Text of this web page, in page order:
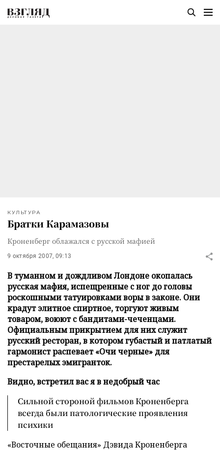
КУЛЬТУРА
Братки Карамазовы
Кроненберг облажался с русской мафией
9 октября 2007, 09:13
В туманном и дождливом Лондоне окопалась
русская мафия, испещренные с ног до головы
роскошными татуировками воры в законе. Они
крадут элитное спиртное, торгуют живым
товаром, воюют с бандитами-чеченцами.
Официальным прикрытием для них служит
русский ресторан, в котором губастый и патлатый
гармонист распевает «Очи черные» для
престарелых эмигранток.
Видно, встретил вас я в недобрый час
Сильной стороной фильмов Кроненберга
всегда были патологические проявления
психики
«Восточные обещания» Дэвида Кроненберга